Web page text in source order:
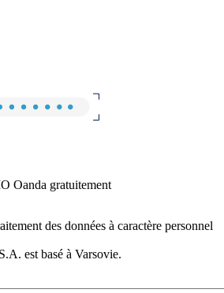
Oanda gratuitement
des données à caractère personnel
est basé à Varsovie.